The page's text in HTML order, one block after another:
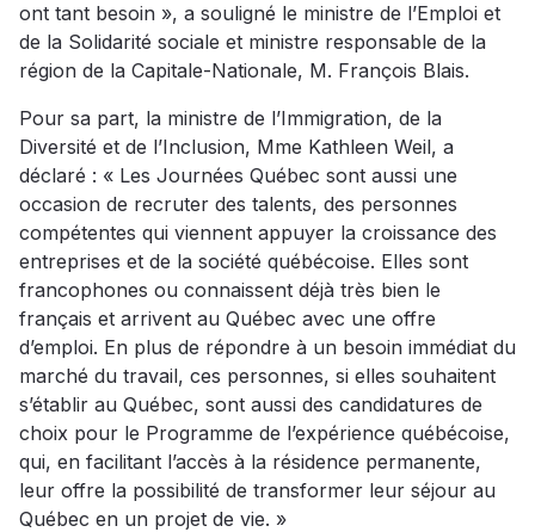
ont tant besoin », a souligné le ministre de l’Emploi et
de la Solidarité sociale et ministre responsable de la
région de la Capitale-Nationale, M. François Blais.
Pour sa part, la ministre de l’Immigration, de la
Diversité et de l’Inclusion, Mme Kathleen Weil, a
déclaré : « Les Journées Québec sont aussi une
occasion de recruter des talents, des personnes
compétentes qui viennent appuyer la croissance des
entreprises et de la société québécoise. Elles sont
francophones ou connaissent déjà très bien le
français et arrivent au Québec avec une offre
d’emploi. En plus de répondre à un besoin immédiat du
marché du travail, ces personnes, si elles souhaitent
s’établir au Québec, sont aussi des candidatures de
choix pour le Programme de l’expérience québécoise,
qui, en facilitant l’accès à la résidence permanente,
leur offre la possibilité de transformer leur séjour au
Québec en un projet de vie. »